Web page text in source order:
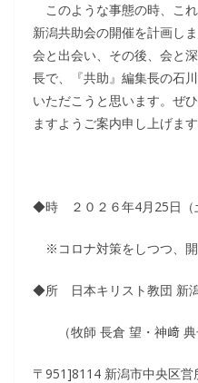
このような事態の時、こ
新潟共助会の開催を計画し
会と出会い、その後、会と
長で、『共助』編集長の石
いただこうと思います。ぜ
ますようご案内申し上げます
◆時 ２０２６年4月25日（
※コロナ対策をしつつ、開
◆所 日本キリスト教団 新
（牧師 長倉 望・神﨑 典
〒951]8114 新潟市中央区営